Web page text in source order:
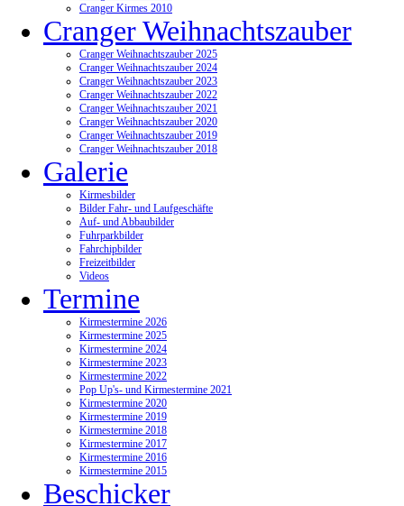
Cranger Kirmes 2010
Cranger Weihnachtszauber
Cranger Weihnachtszauber 2025
Cranger Weihnachtszauber 2024
Cranger Weihnachtszauber 2023
Cranger Weihnachtszauber 2022
Cranger Weihnachtszauber 2021
Cranger Weihnachtszauber 2020
Cranger Weihnachtszauber 2019
Cranger Weihnachtszauber 2018
Galerie
Kirmesbilder
Bilder Fahr- und Laufgeschäfte
Auf- und Abbaubilder
Fuhrparkbilder
Fahrchipbilder
Freizeitbilder
Videos
Termine
Kirmestermine 2026
Kirmestermine 2025
Kirmestermine 2024
Kirmestermine 2023
Kirmestermine 2022
Pop Up's- und Kirmestermine 2021
Kirmestermine 2020
Kirmestermine 2019
Kirmestermine 2018
Kirmestermine 2017
Kirmestermine 2016
Kirmestermine 2015
Beschicker